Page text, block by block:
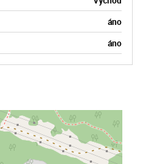
áno
áno